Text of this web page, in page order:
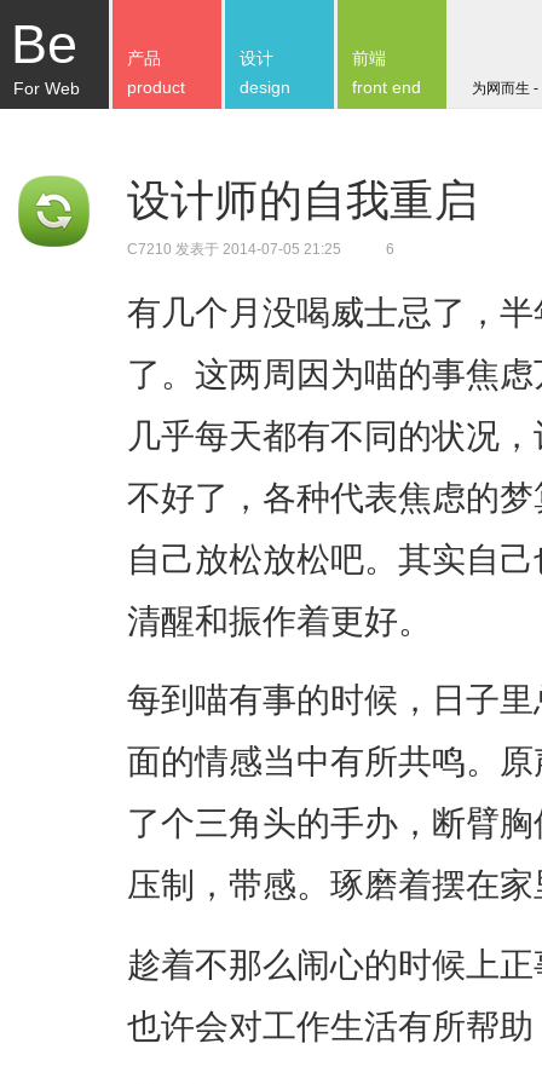
Be
For Web 为网而生
产品
product
设计
design
前端
front end
设计师的自我重启
C7210 发表于 2014-07-05 21:25 6
有几个月没喝威士忌了，
了。这两周因为喵的事焦
几乎每天都有不同的状况
不好了，各种代表焦虑的
自己放松放松吧。其实自
清醒和振作着更好。
每到喵有事的时候，日子
面的情感当中有所共鸣。
了个三角头的手办，断臂
压制，带感。琢磨着摆在
趁着不那么闹心的时候上
也许会对工作生活有所帮